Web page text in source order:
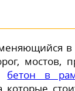
в
мостов,
бетон в